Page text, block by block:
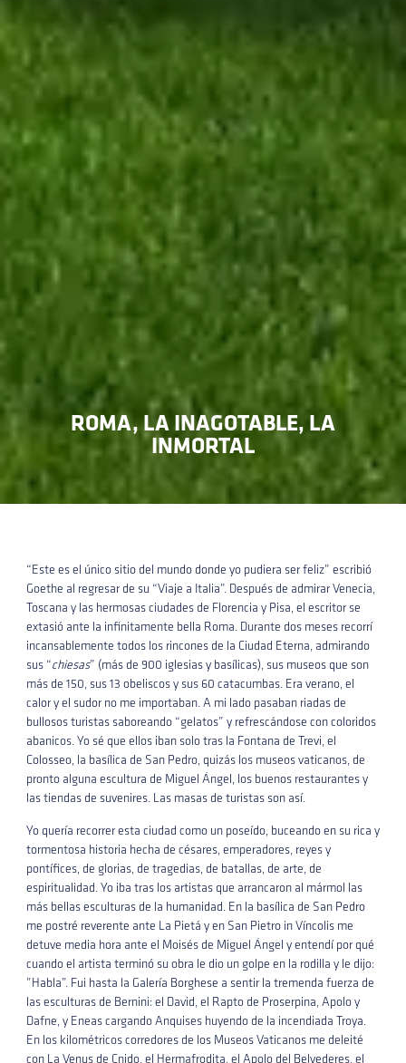
ROMA, LA INAGOTABLE, LA
INMORTAL
“Este es el único sitio del mundo donde yo pudiera ser feliz” escribió
Goethe al regresar de su “Viaje a Italia”. Después de admirar Venecia,
Toscana y las hermosas ciudades de Florencia y Pisa, el escritor se
extasió ante la infinitamente bella Roma. Durante dos meses recorrí
incansablemente todos los rincones de la Ciudad Eterna, admirando
sus “chiesas” (más de 900 iglesias y basílicas), sus museos que son
más de 150, sus 13 obeliscos y sus 60 catacumbas. Era verano, el
calor y el sudor no me importaban. A mi lado pasaban riadas de
bullosos turistas saboreando “gelatos” y refrescándose con coloridos
abanicos. Yo sé que ellos iban solo tras la Fontana de Trevi, el
Colosseo, la basílica de San Pedro, quizás los museos vaticanos, de
pronto alguna escultura de Miguel Ángel, los buenos restaurantes y
las tiendas de suvenires. Las masas de turistas son así.
Yo quería recorrer esta ciudad como un poseído, buceando en su rica y
tormentosa historia hecha de césares, emperadores, reyes y
pontífices, de glorias, de tragedias, de batallas, de arte, de
espiritualidad. Yo iba tras los artistas que arrancaron al mármol las
más bellas esculturas de la humanidad. En la basílica de San Pedro
me postré reverente ante La Pietá y en San Pietro in Víncolis me
detuve media hora ante el Moisés de Miguel Ángel y entendí por qué
cuando el artista terminó su obra le dio un golpe en la rodilla y le dijo:
”Habla”. Fui hasta la Galería Borghese a sentir la tremenda fuerza de
las esculturas de Bernini: el David, el Rapto de Proserpina, Apolo y
Dafne, y Eneas cargando Anquises huyendo de la incendiada Troya.
En los kilométricos corredores de los Museos Vaticanos me deleité
con La Venus de Cnido, el Hermafrodita, el Apolo del Belvederes, el